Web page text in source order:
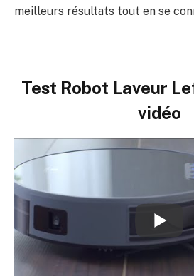
meilleurs résultats tout en se
Test Robot Laveur
vidéo